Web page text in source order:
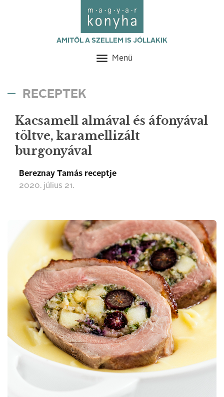
AMITŐL A SZELLEM IS JÓLLAKIK
Toggle
Menü
RECEPTEK
Kacsamell almával és áfonyával
töltve, karamellizált
burgonyával
Bereznay Tamás receptje
2020. július 21.